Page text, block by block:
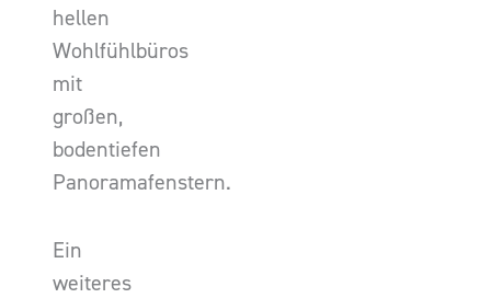
hellen
Wohlfühlbüros
mit
großen,
bodentiefen
Panoramafenstern.
Ein
weiteres